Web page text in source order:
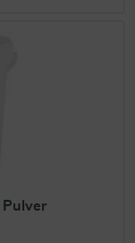
Pulver